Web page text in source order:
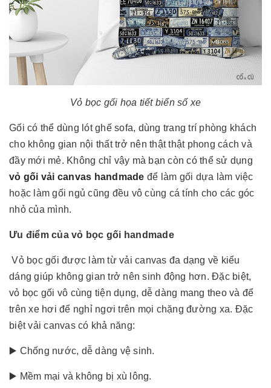
Vỏ bọc gối họa tiết biển số xe
Gối có thể dùng lót ghế sofa, dùng trang trí phòng khách
cho không gian nội thất trở nên thật thật phong cách và
đầy mới mẻ. Không chỉ vậy mà bạn còn có thể sử dụng
vỏ gối vải canvas handmade để làm gối dựa làm việc
hoặc làm gối ngủ cũng đều vô cùng cá tính cho các góc
nhỏ của mình.
Ưu điểm của vỏ bọc gối handmade
Vỏ bọc gối được làm từ vải canvas đa dạng về kiểu
dáng giúp không gian trở nên sinh động hơn. Đặc biệt,
vỏ bọc gối vô cùng tiện dụng, dễ dàng mang theo và để
trên xe hơi để nghỉ ngơi trên mọi chặng đường xa. Đặc
biệt vải canvas có khả năng:
▶️ Chống nước, dễ dàng vệ sinh.
▶️ Mềm mại và không bị xù lông.